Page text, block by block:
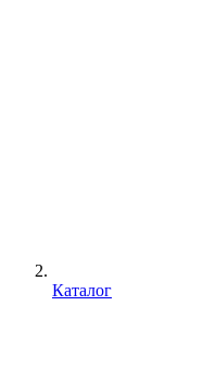
Каталог